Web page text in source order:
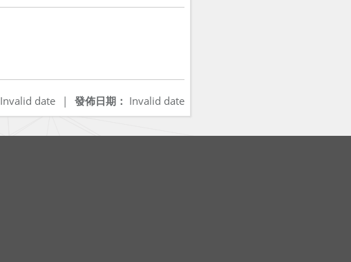
發佈日期： Invalid date
Invalid date |